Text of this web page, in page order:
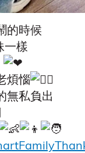
的時候
一樣
煩惱
無私負出